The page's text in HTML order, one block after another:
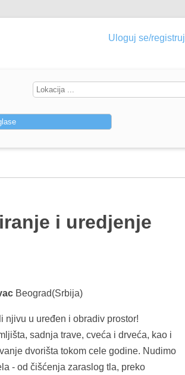
Uloguj se/registruj
i uredjenje
Beograd(Srbija)
njivu u uređen i obradiv prostor!
sadnja trave, cveća i drveća, kao i
dvorišta tokom cele godine. Nudimo
- od čišćenja zaraslog tla, preko